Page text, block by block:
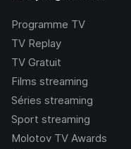
Programme TV
TV Replay
TV Gratuit
Films streaming
Séries streaming
Sport streaming
Molotov TV Awards